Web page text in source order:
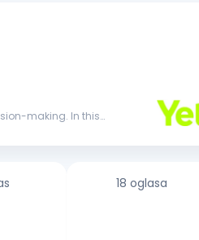
making. In this
18 oglasa